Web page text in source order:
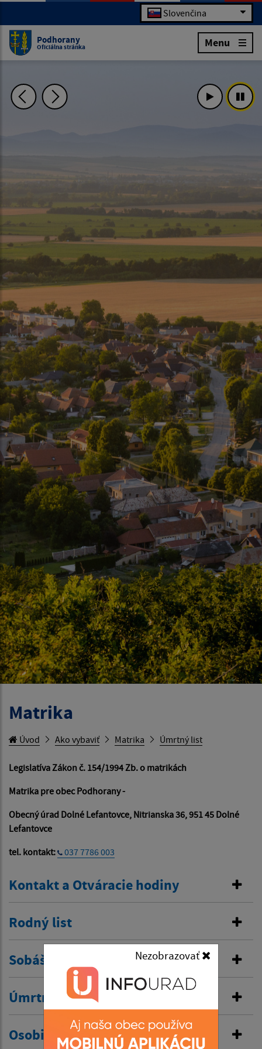
Nezobrazovať
Slovenčina
Podhorany
Oficiálna stránka Menu
Matrika
Úvod Ako vybaviť Matrika Úmrtný list
Legislatíva Zákon č. 154/1994 Zb. o matrikách
Matrika pre obec Podhorany -
Obecný úrad Dolné Lefantovce, Nitrianska 36, 951 45 Dolné
Lefantovce
tel. kontakt:
037 7786 003
Kontakt a Otváracie hodiny
Rodný list
Sobášny list
Úmrtný list
Osobitná matrika